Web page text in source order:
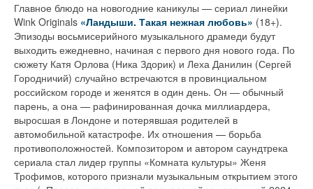
Главное блюдо на новогодние каникулы — сериал линейки
Wink Originals «Ландыши. Такая нежная любовь» (18+).
Эпизоды восьмисерийного музыкального драмеди будут
выходить ежедневно, начиная с первого дня нового года. По
сюжету Катя Орлова (Ника Здорик) и Леха Данилин (Сергей
Городничий) случайно встречаются в провинциальном
российском городе и женятся в один день. Он — обычный
парень, а она — рафинированная дочка миллиардера,
выросшая в Лондоне и потерявшая родителей в
автомобильной катастрофе. Их отношения — борьба
противоположностей. Композитором и автором саундтрека
сериала стал лидер группы «Комната культуры» Женя
Трофимов, которого признали музыкальным открытием этого